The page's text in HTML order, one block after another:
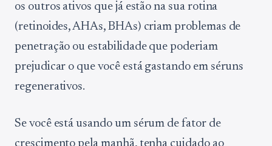
os outros ativos que já estão na sua rotina
(retinoides, AHAs, BHAs) criam problemas de
penetração ou estabilidade que poderiam
prejudicar o que você está gastando em séruns
regenerativos.
Se você está usando um sérum de fator de
crescimento pela manhã, tenha cuidado ao